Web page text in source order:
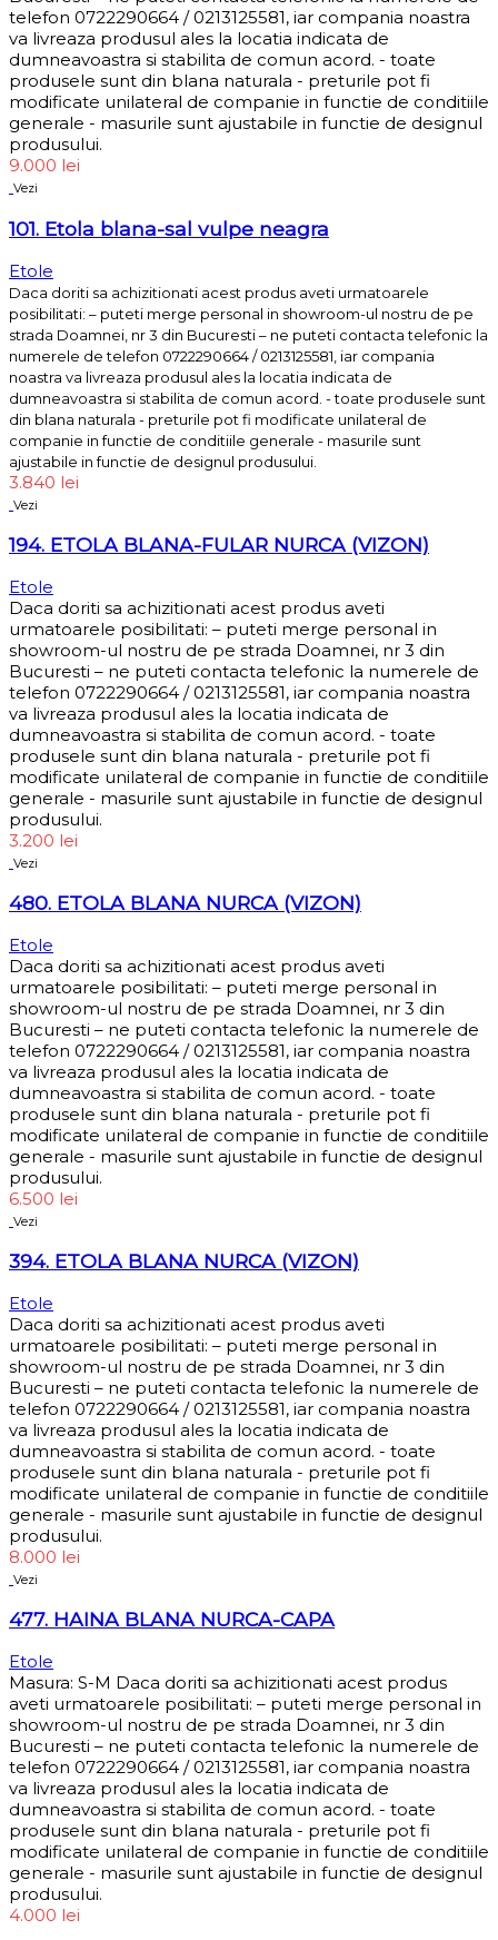
telefon 0722290664 / 0213125581, iar compania noastra
va livreaza produsul ales la locatia indicata de
dumneavoastra si stabilita de comun acord. - toate
produsele sunt din blana naturala - preturile pot fi
modificate unilateral de companie in functie de conditiile
generale - masurile sunt ajustabile in functie de designul
produsului.
9.000 lei
Vezi
101. Etola blana-sal vulpe neagra
Etole
Daca doriti sa achizitionati acest produs aveti urmatoarele
posibilitati: – puteti merge personal in showroom-ul nostru de pe
strada Doamnei, nr 3 din Bucuresti – ne puteti contacta telefonic la
numerele de telefon 0722290664 / 0213125581, iar compania
noastra va livreaza produsul ales la locatia indicata de
dumneavoastra si stabilita de comun acord. - toate produsele sunt
din blana naturala - preturile pot fi modificate unilateral de
companie in functie de conditiile generale - masurile sunt
ajustabile in functie de designul produsului.
3.840 lei
Vezi
194. ETOLA BLANA-FULAR NURCA (VIZON)
Etole
Daca doriti sa achizitionati acest produs aveti
urmatoarele posibilitati: – puteti merge personal in
showroom-ul nostru de pe strada Doamnei, nr 3 din
Bucuresti – ne puteti contacta telefonic la numerele de
telefon 0722290664 / 0213125581, iar compania noastra
va livreaza produsul ales la locatia indicata de
dumneavoastra si stabilita de comun acord. - toate
produsele sunt din blana naturala - preturile pot fi
modificate unilateral de companie in functie de conditiile
generale - masurile sunt ajustabile in functie de designul
produsului.
3.200 lei
Vezi
480. ETOLA BLANA NURCA (VIZON)
Etole
Daca doriti sa achizitionati acest produs aveti
urmatoarele posibilitati: – puteti merge personal in
showroom-ul nostru de pe strada Doamnei, nr 3 din
Bucuresti – ne puteti contacta telefonic la numerele de
telefon 0722290664 / 0213125581, iar compania noastra
va livreaza produsul ales la locatia indicata de
dumneavoastra si stabilita de comun acord. - toate
produsele sunt din blana naturala - preturile pot fi
modificate unilateral de companie in functie de conditiile
generale - masurile sunt ajustabile in functie de designul
produsului.
6.500 lei
Vezi
394. ETOLA BLANA NURCA (VIZON)
Etole
Daca doriti sa achizitionati acest produs aveti
urmatoarele posibilitati: – puteti merge personal in
showroom-ul nostru de pe strada Doamnei, nr 3 din
Bucuresti – ne puteti contacta telefonic la numerele de
telefon 0722290664 / 0213125581, iar compania noastra
va livreaza produsul ales la locatia indicata de
dumneavoastra si stabilita de comun acord. - toate
produsele sunt din blana naturala - preturile pot fi
modificate unilateral de companie in functie de conditiile
generale - masurile sunt ajustabile in functie de designul
produsului.
8.000 lei
Vezi
477. HAINA BLANA NURCA-CAPA
Etole
Masura: S-M Daca doriti sa achizitionati acest produs
aveti urmatoarele posibilitati: – puteti merge personal in
showroom-ul nostru de pe strada Doamnei, nr 3 din
Bucuresti – ne puteti contacta telefonic la numerele de
telefon 0722290664 / 0213125581, iar compania noastra
va livreaza produsul ales la locatia indicata de
dumneavoastra si stabilita de comun acord. - toate
produsele sunt din blana naturala - preturile pot fi
modificate unilateral de companie in functie de conditiile
generale - masurile sunt ajustabile in functie de designul
produsului.
4.000 lei